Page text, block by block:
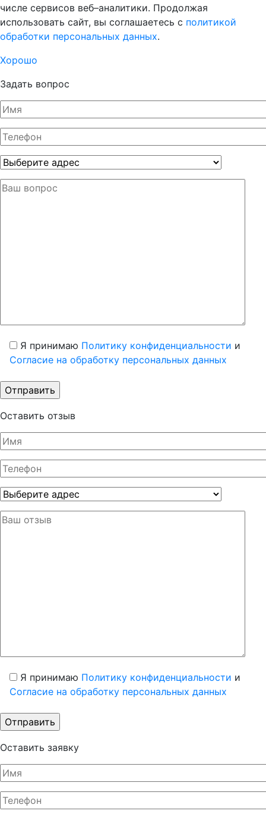
числе сервисов веб–аналитики. Продолжая
использовать сайт, вы соглашаетесь с политикой
обработки персональных данных.
Хорошо
Задать вопрос
Я принимаю Политику конфиденциальности и
Согласие на обработку персональных данных
Оставить отзыв
Я принимаю Политику конфиденциальности и
Согласие на обработку персональных данных
Оставить заявку